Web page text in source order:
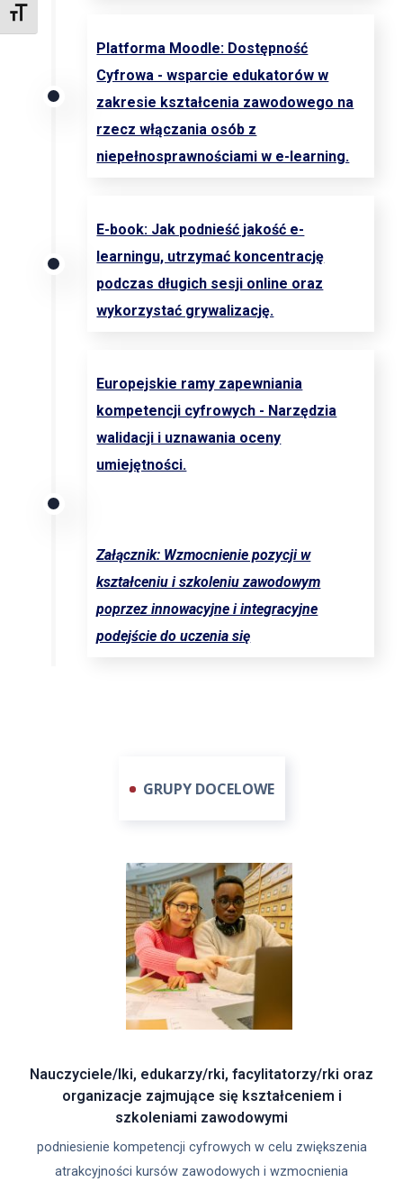
TOGGLE FONT SIZE
Platforma Moodle: Dostępność
Cyfrowa - wsparcie edukatorów w
zakresie kształcenia zawodowego na
rzecz włączania osób z
niepełnosprawnościami w e-learning.
E-book: Jak podnieść jakość e-
learningu, utrzymać koncentrację
podczas długich sesji online oraz
wykorzystać grywalizację.
Europejskie ramy zapewniania
kompetencji cyfrowych - Narzędzia
walidacji i uznawania oceny
umiejętności.
Załącznik: Wzmocnienie pozycji w
kształceniu i szkoleniu zawodowym
poprzez innowacyjne i integracyjne
podejście do uczenia się
GRUPY DOCELOWE
Nauczyciele/lki, edukarzy/rki, facylitatorzy/rki oraz
organizacje zajmujące się kształceniem i
szkoleniami zawodowymi
podniesienie kompetencji cyfrowych w celu zwiększenia
atrakcyjności kursów zawodowych i wzmocnienia